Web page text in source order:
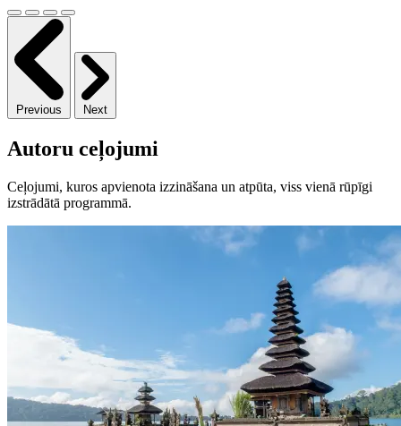
Previous Next
Autoru ceļojumi
Ceļojumi, kuros apvienota izzināšana un atpūta, viss vienā rūpīgi
izstrādātā programmā.